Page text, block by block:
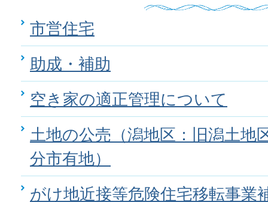
市営住宅
助成・補助
空き家の適正管理について
土地の公売（潟地区：旧潟土地
分市有地）
がけ地近接等危険住宅移転事業